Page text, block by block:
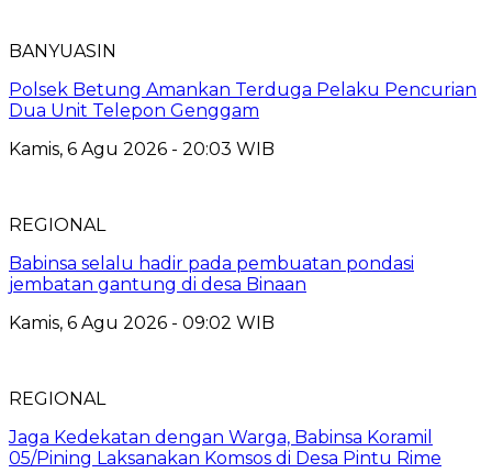
BANYUASIN
Polsek Betung Amankan Terduga Pelaku Pencurian
Dua Unit Telepon Genggam
Kamis, 6 Agu 2026 - 20:03 WIB
REGIONAL
Babinsa selalu hadir pada pembuatan pondasi
jembatan gantung di desa Binaan
Kamis, 6 Agu 2026 - 09:02 WIB
REGIONAL
Jaga Kedekatan dengan Warga, Babinsa Koramil
05/Pining Laksanakan Komsos di Desa Pintu Rime